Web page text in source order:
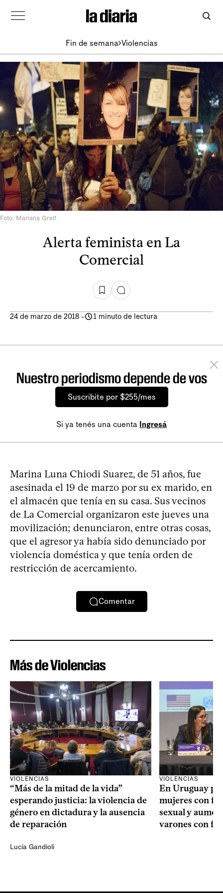
Fin de semana Violencias
Foto: Mariana Greif
Alerta feminista en La
Comercial
24 de marzo de 2018 - 1 minuto de lectura
Nuestro periodismo depende de vos
Suscribite por $255/mes
Si ya tenés una cuenta Ingresá
Marina Luna Chiodi Suarez, de 51 años, fue
asesinada el 19 de marzo por su ex marido, en
el almacén que tenía en su casa. Sus vecinos
de La Comercial organizaron este jueves una
movilización; denunciaron, entre otras cosas,
que el agresor ya había sido denunciado por
violencia doméstica y que tenía orden de
restricción de acercamiento.
Comentar
Más de Violencias
VIOLENCIAS
“Más de la mitad de la vida”
esperando justicia: la violencia de
género en dictadura y la ausencia
de reparación
Lucía Gandioli
VIOLENCIAS
En Uruguay
mujeres con
sexual y
varones con